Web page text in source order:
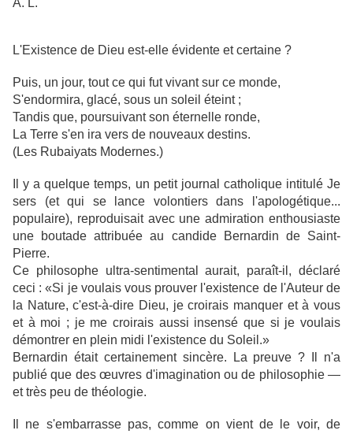
A. L.
L'Existence de Dieu est-elle évidente et certaine ?
Puis, un jour, tout ce qui fut vivant sur ce monde,
S'endormira, glacé, sous un soleil éteint ;
Tandis que, poursuivant son éternelle ronde,
La Terre s'en ira vers de nouveaux destins.
(Les Rubaiyats Modernes.)
Il y a quelque temps, un petit journal catholique intitulé Je
sers (et qui se lance volontiers dans l'apologétique...
populaire), reproduisait avec une admiration enthousiaste
une boutade attribuée au candide Bernardin de Saint-
Pierre.
Ce philosophe ultra-sentimental aurait, paraît-il, déclaré
ceci : «Si je voulais vous prouver l'existence de l'Auteur de
la Nature, c'est-à-dire Dieu, je croirais manquer et à vous
et à moi ; je me croirais aussi insensé que si je voulais
démontrer en plein midi l'existence du Soleil.»
Bernardin était certainement sincère. La preuve ? Il n'a
publié que des œuvres d'imagination ou de philosophie —
et très peu de théologie.
Il ne s'embarrasse pas, comme on vient de le voir, de